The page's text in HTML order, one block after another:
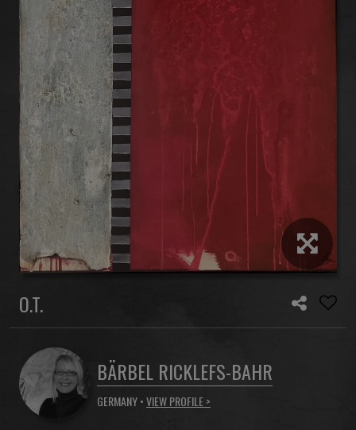
O.T.
BÄRBEL RICKLEFS-BAHR
GERMANY •VIEW PROFILE >